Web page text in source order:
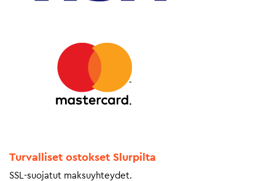
Turvalliset ostokset Slurpilta
SSL-suojatut maksuyhteydet.